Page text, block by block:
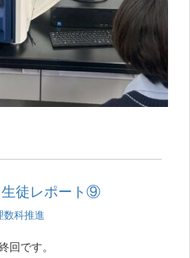
徒レポート⑨
数科推進
回です。